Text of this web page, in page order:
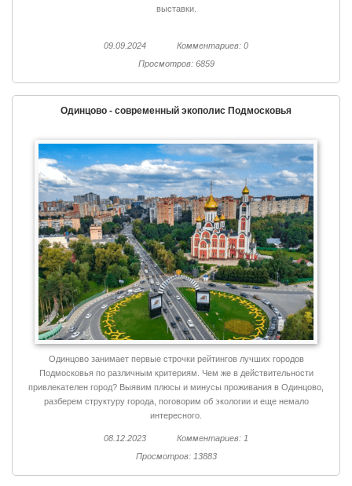
выставки.
09.09.2024
Комментариев: 0
Просмотров: 6859
Одинцово - современный экополис Подмосковья
Одинцово занимает первые строчки рейтингов лучших городов
Подмосковья по различным критериям. Чем же в действительности
привлекателен город? Выявим плюсы и минусы проживания в Одинцово,
разберем структуру города, поговорим об экологии и еще немало
интересного.
08.12.2023
Комментариев: 1
Просмотров: 13883